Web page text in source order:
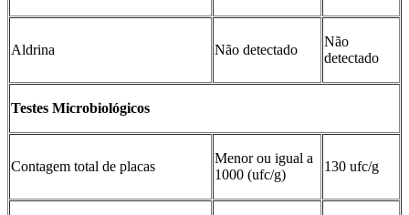
Aldrina Não detectado
Não
detectado
Testes Microbiológicos
Contagem total de placas
Menor ou igual a
1000 (ufc/g)
130 ufc/g